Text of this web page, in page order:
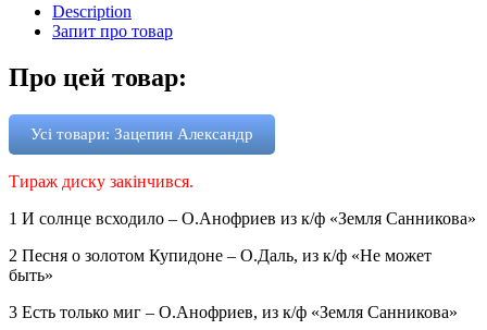
Description
Запит про товар
Про цей товар:
Усі товари: Зацепин Александр
Тираж диску закінчився.
1 И солнце всходило – О.Анофриев из к/ф «Земля Санникова»
2 Песня о золотом Купидоне – О.Даль, из к/ф «Не может
быть»
3 Есть только миг – О.Анофриев, из к/ф «Земля Санникова»